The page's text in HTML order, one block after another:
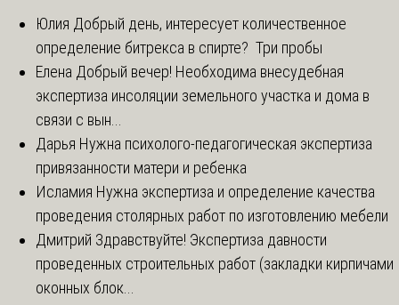
Юлия Добрый день, интересует количественное
определение битрекса в спирте? Три пробы
Елена Добрый вечер! Необходима внесудебная
экспертиза инсоляции земельного участка и дома в
связи с вын...
Дарья Нужна психолого-педагогическая экспертиза
привязанности матери и ребенка
Исламия Нужна экспертиза и определение качества
проведения столярных работ по изготовлению мебели
Дмитрий Здравствуйте! Экспертиза давности
проведенных строительных работ (закладки кирпичами
оконных блок...